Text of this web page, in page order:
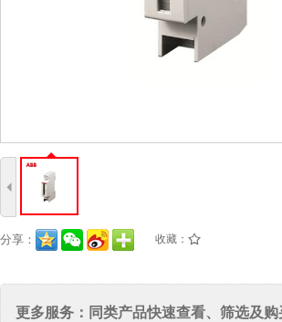
4
分享： 收藏： /
更多服务：同类产品快速查看、筛选及购